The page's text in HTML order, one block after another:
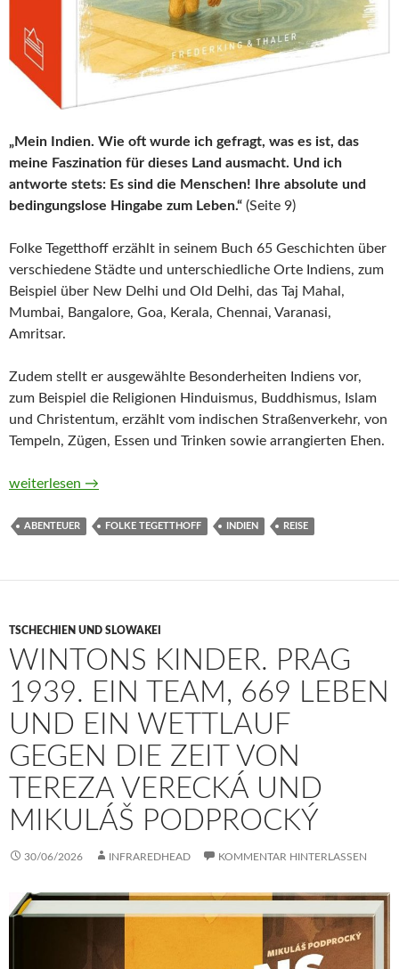
„Mein Indien. Wie oft wurde ich gefragt, was es ist, das
meine Faszination für dieses Land ausmacht. Und ich
antworte stets: Es sind die Menschen! Ihre absolute und
bedingungslose Hingabe zum Leben.“ (Seite 9)
Folke Tegetthoff erzählt in seinem Buch 65 Geschichten über
verschiedene Städte und unterschiedliche Orte Indiens, zum
Beispiel über New Delhi und Old Delhi, das Taj Mahal,
Mumbai, Bangalore, Goa, Kerala, Chennai, Varanasi,
Amritsar.
Zudem stellt er ausgewählte Besonderheiten Indiens vor,
zum Beispiel die Religionen Hinduismus, Buddhismus, Islam
und Christentum, erzählt vom indischen Straßenverkehr, von
Tempeln, Zügen, Essen und Trinken sowie arrangierten Ehen.
Indien in 65 Geschichten. Eine magische Reise ohne
weiterlesen →
ABENTEUER FOLKE TEGETTHOFF INDIEN REISE
TSCHECHIEN UND SLOWAKEI
WINTONS KINDER. PRAG
1939. EIN TEAM, 669 LEBEN
UND EIN WETTLAUF
GEGEN DIE ZEIT VON
TEREZA VERECKÁ UND
MIKULÁŠ PODPROCKÝ
30/06/2026 INFRAREDHEAD KOMMENTAR HINTERLASSEN